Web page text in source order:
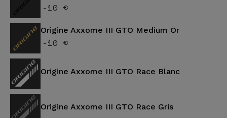
-10 €
Origine Axxome III GTO Medium Or
-10 €
Origine Axxome III GTO Race Blanc
Origine Axxome III GTO Race Gris